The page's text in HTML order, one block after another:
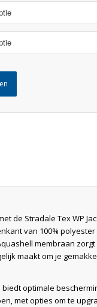
de Stradale Tex WP
van 100%
membraan
maakt om je
optimale
met opties om te